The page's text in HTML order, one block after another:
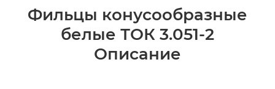
Фильцы конусообразные
белые ТОК 3.051-2
Описание